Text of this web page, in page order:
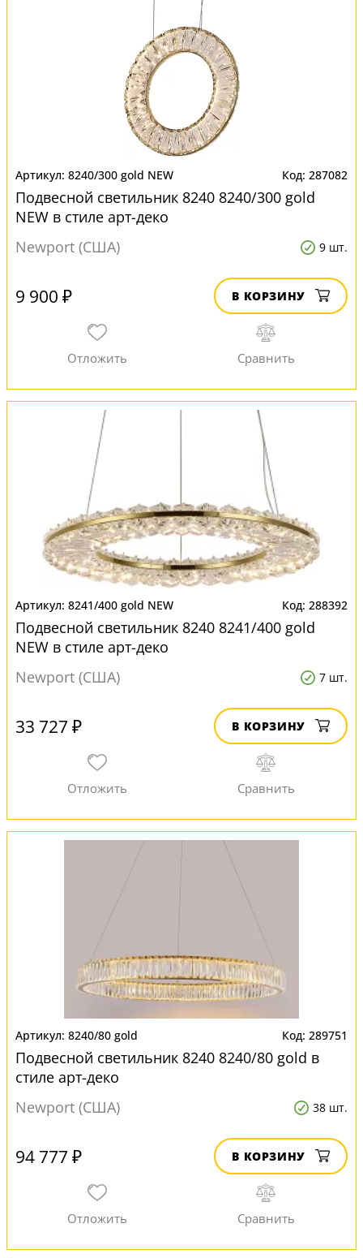
8240/300 gold NEW 287082
Подвесной светильник 8240 8240/300 gold
NEW в стиле арт-деко
Newport (США)
9 шт.
9 900 ₽ В КОРЗИНУ
8241/400 gold NEW 288392
Подвесной светильник 8240 8241/400 gold
NEW в стиле арт-деко
Newport (США)
7 шт.
33 727 ₽ В КОРЗИНУ
8240/80 gold 289751
Подвесной светильник 8240 8240/80 gold в
стиле арт-деко
Newport (США)
38 шт.
94 777 ₽ В КОРЗИНУ